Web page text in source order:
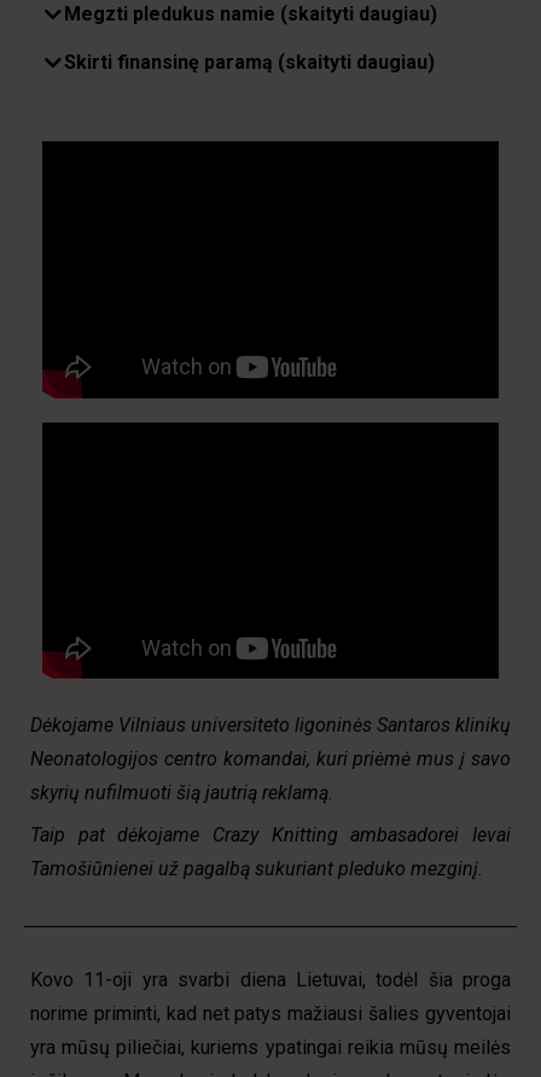
Megzti pledukus namie (skaityti daugiau)
Skirti finansinę paramą (skaityti daugiau)
Dėkojame Vilniaus universiteto ligoninės Santaros klinikų
Neonatologijos centro komandai, kuri priėmė mus į savo
skyrių nufilmuoti šią jautrią reklamą.
Taip pat dėkojame Crazy Knitting ambasadorei Ievai
Tamošiūnienei už pagalbą sukuriant pleduko mezginį.
Kovo 11-oji yra svarbi diena Lietuvai, todėl šia proga
norime priminti, kad net patys mažiausi šalies gyventojai
yra mūsų piliečiai, kuriems ypatingai reikia mūsų meilės